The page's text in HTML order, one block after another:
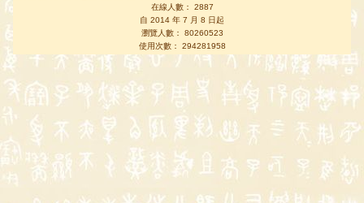
在線人數： 2887
自 2014 年 7 月 8 日起
瀏覽人數： 80260523
使用次數： 294281958